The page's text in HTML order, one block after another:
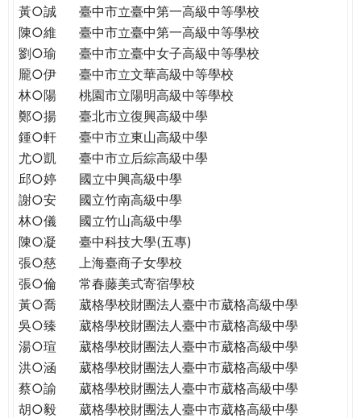
格。
民。
WAGOR
TODAY
THE
WORLD
TOMORROW
PUTTING
YOU
r
e
黃○誠
臺中市立臺中第一高級中等學校
陳○維
臺中市立臺中第一高級中等學校
劉○瑜
臺中市立臺中女子高級中等學校
龎○伊
臺中市立文華高級中等學校
林○陽
桃園市立陽明高級中等學校
鄭○揚
臺北市立復興高級中學
鍾○軒
臺中市立東山高級中學
尤○凱
臺中市立后綜高級中學
邱○婷
國立中興高級中學
謝○安
國立竹南高級中學
林○儀
國立竹山高級中學
陳○凝
臺中科技大學(五專)
張○慈
上海臺商子女學校
張○倫
常春藤美式寄宿學校
黃○喬
葳格學校財團法人臺中市葳格高級中學
吳○臻
葳格學校財團法人臺中市葳格高級中學
湯○瑄
葳格學校財團法人臺中市葳格高級中學
洪○涵
葳格學校財團法人臺中市葳格高級中學
蔡○諭
葳格學校財團法人臺中市葳格高級中學
胡○毅
葳格學校財團法人臺中市葳格高級中學